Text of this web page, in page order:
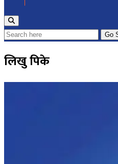
Go
लिखु पिके